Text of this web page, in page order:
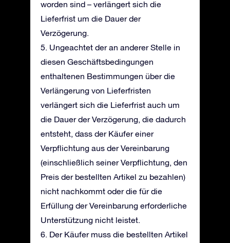
worden sind – verlängert sich die
Lieferfrist um die Dauer der
Verzögerung.
5. Ungeachtet der an anderer Stelle in
diesen Geschäftsbedingungen
enthaltenen Bestimmungen über die
Verlängerung von Lieferfristen
verlängert sich die Lieferfrist auch um
die Dauer der Verzögerung, die dadurch
entsteht, dass der Käufer einer
Verpflichtung aus der Vereinbarung
(einschließlich seiner Verpflichtung, den
Preis der bestellten Artikel zu bezahlen)
nicht nachkommt oder die für die
Erfüllung der Vereinbarung erforderliche
Unterstützung nicht leistet.
6. Der Käufer muss die bestellten Artikel